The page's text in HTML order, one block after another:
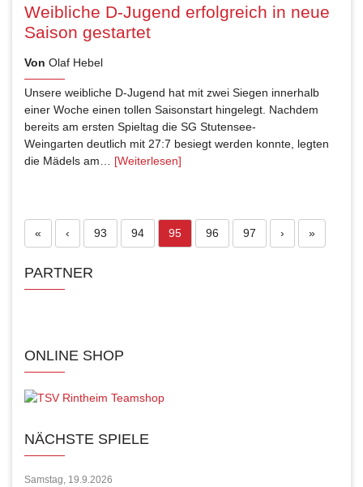
Weibliche D-Jugend erfolgreich in neue
Saison gestartet
Von Olaf Hebel
Unsere weibliche D-Jugend hat mit zwei Siegen innerhalb
einer Woche einen tollen Saisonstart hingelegt. Nachdem
bereits am ersten Spieltag die SG Stutensee-
Weingarten deutlich mit 27:7 besiegt werden konnte, legten
die Mädels am… [Weiterlesen]
« ‹ Seite
93 Seite
94 Aktuelle Seite
95 Seite
96 Seite
97 › »
PARTNER
ONLINE SHOP
NÄCHSTE SPIELE
Samstag, 19.9.2026